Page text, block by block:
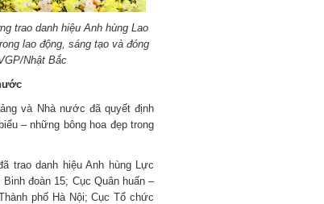
trao danh hiệu Anh hùng Lao
lao động, sáng tạo và đóng
Nhật Bắc
và Nhà nước đã quyết định
– những bông hoa đẹp trong
trao danh hiệu Anh hùng Lực
đoàn 15; Cục Quân huấn –
phố Hà Nội; Cục Tổ chức